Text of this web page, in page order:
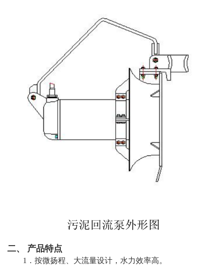
二、 产品特点
1．按微扬程、大流量设计，水力效率高。